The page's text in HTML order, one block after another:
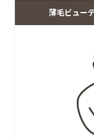
薄毛ビュー